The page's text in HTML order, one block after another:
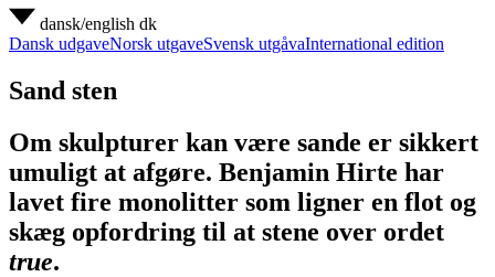
dansk/english dk
Dansk udgaveNorsk utgaveSvensk utgåvaInternational edition
Sand sten
Om skulpturer kan være sande er sikkert
umuligt at afgøre. Benjamin Hirte har
lavet fire monolitter som ligner en flot og
skæg opfordring til at stene over ordet
true.